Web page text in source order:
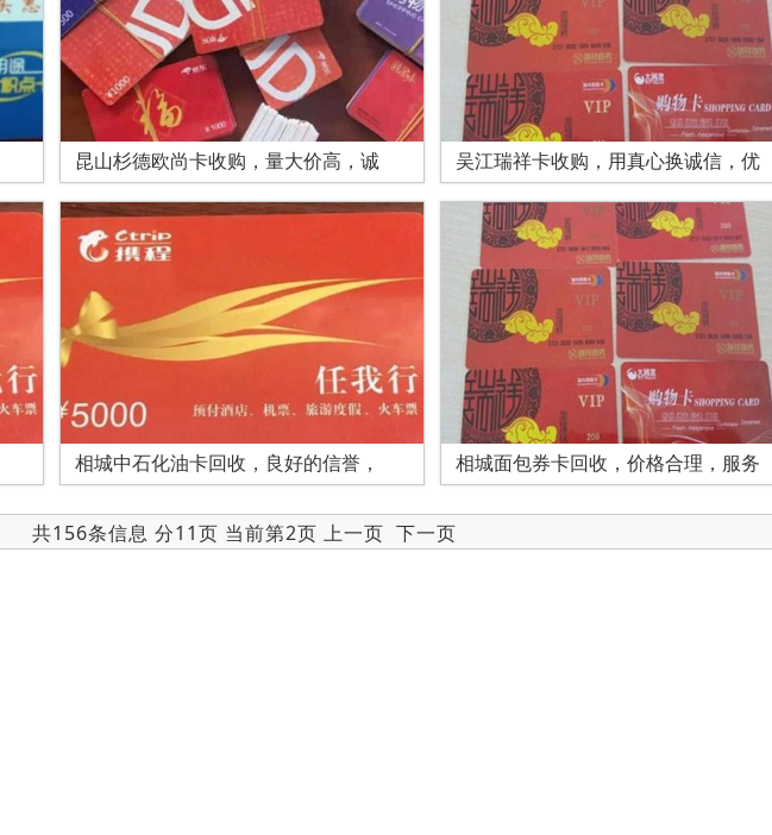
昆山杉德欧尚卡收购，量大价高，诚 吴江瑞祥卡收购，用真心换诚信，优
相城中石化油卡回收，良好的信誉， 相城面包券卡回收，价格合理，服务
共156条信息 分11页 当前第2页 上一页 下一页